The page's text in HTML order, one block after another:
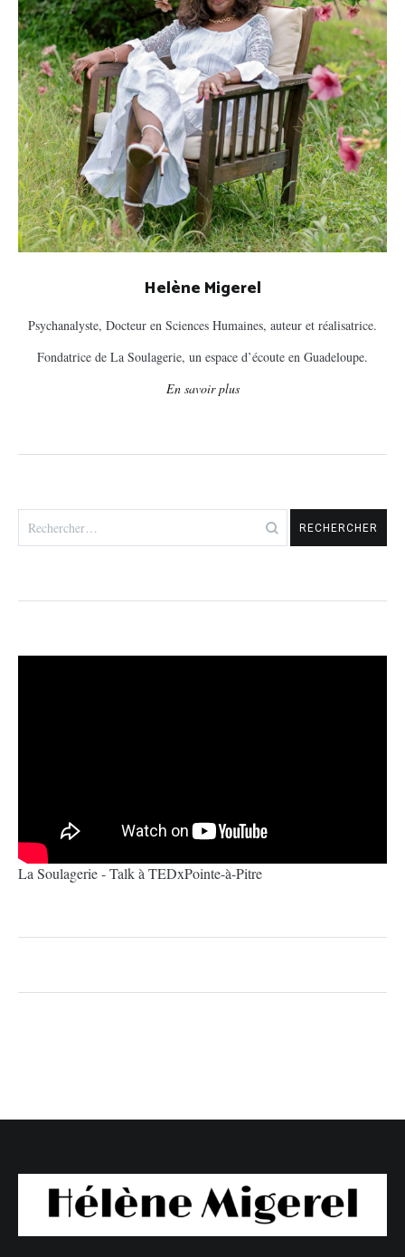
Helène Migerel
Psychanalyste, Docteur en Sciences Humaines, auteur et réalisatrice.
Fondatrice de La Soulagerie, un espace d’écoute en Guadeloupe.
En savoir plus
La Soulagerie - Talk à TEDxPointe-à-Pitre